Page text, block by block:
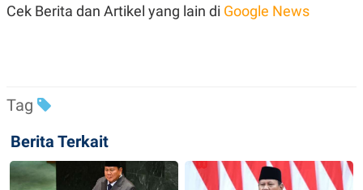
N
D
I
.
D
Cek Berita dan Artikel yang lain di Google News
Tag
Berita Terkait